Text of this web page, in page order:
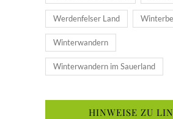
Werdenfelser Land
Winterwandern
Winterwandern im Sauerland
HINWEISE ZU